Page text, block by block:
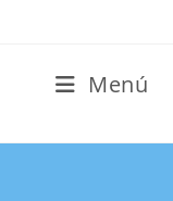
Menú